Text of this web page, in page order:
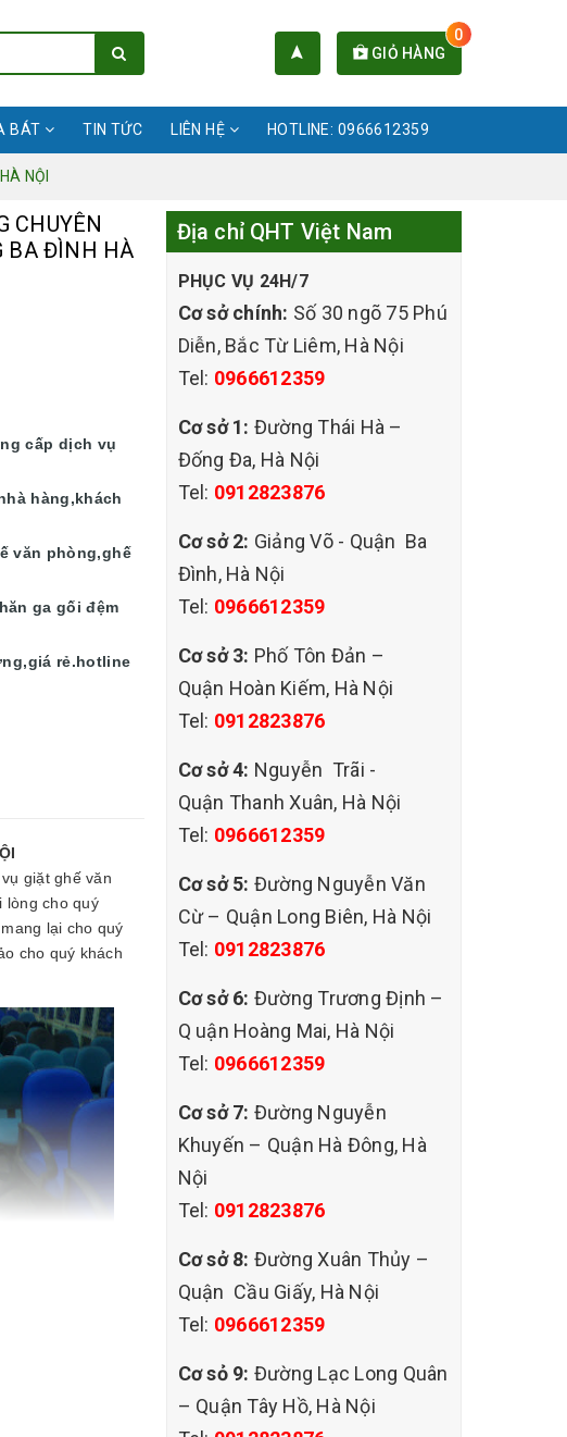
GIỎ HÀNG
0
BÁT TIN TỨC LIÊN HỆ HOTLINE: 0966612359
NỘI
CHUYÊN
BA ĐÌNH HÀ
cấp dịch vụ
hàng,khách
văn phòng,ghế
ga gối đệm
rẻ.hotline
giặt ghế văn
lòng cho quý
lại cho quý
cho quý khách
Địa chỉ QHT Việt Nam
PHỤC VỤ 24H/7
Cơ sở chính: Số 30 ngõ 75 Phú
Diễn, Bắc Từ Liêm, Hà Nội
Tel: 0966612359
Cơ sở 1: Đường Thái Hà –
Đống Đa, Hà Nội
Tel: 0912823876
Cơ sở 2: Giảng Võ - Quận Ba
Đình, Hà Nội
Tel: 0966612359
Cơ sở 3: Phố Tôn Đản –
Quận Hoàn Kiếm, Hà Nội
Tel: 0912823876
Cơ sở 4: Nguyễn Trãi -
Quận Thanh Xuân, Hà Nội
Tel: 0966612359
Cơ sở 5: Đường Nguyễn Văn
Cừ – Quận Long Biên, Hà Nội
Tel: 0912823876
Cơ sở 6: Đường Trương Định –
Q uận Hoàng Mai, Hà Nội
Tel: 0966612359
Cơ sở 7: Đường Nguyễn
Khuyến – Quận Hà Đông, Hà
Nội
Tel: 0912823876
Cơ sở 8: Đường Xuân Thủy –
Quận Cầu Giấy, Hà Nội
Tel: 0966612359
Cơ sỏ 9: Đường Lạc Long Quân
– Quận Tây Hồ, Hà Nội